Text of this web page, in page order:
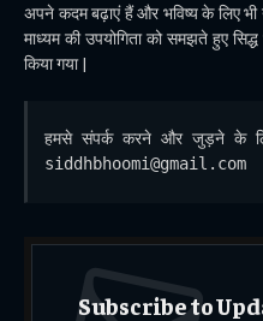
अपने कदम बढ़ाएं हैं और भविष्य के लिए
माध्यम की उपयोगिता को समझते हुए
किया गया |
हमसे संपर्क करने और जुड़ने के
siddhbhoomi@gmail.com
Subscribe to